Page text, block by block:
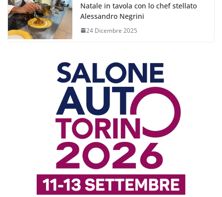
Natale in tavola con lo chef stellato
Alessandro Negrini
24 Dicembre 2025